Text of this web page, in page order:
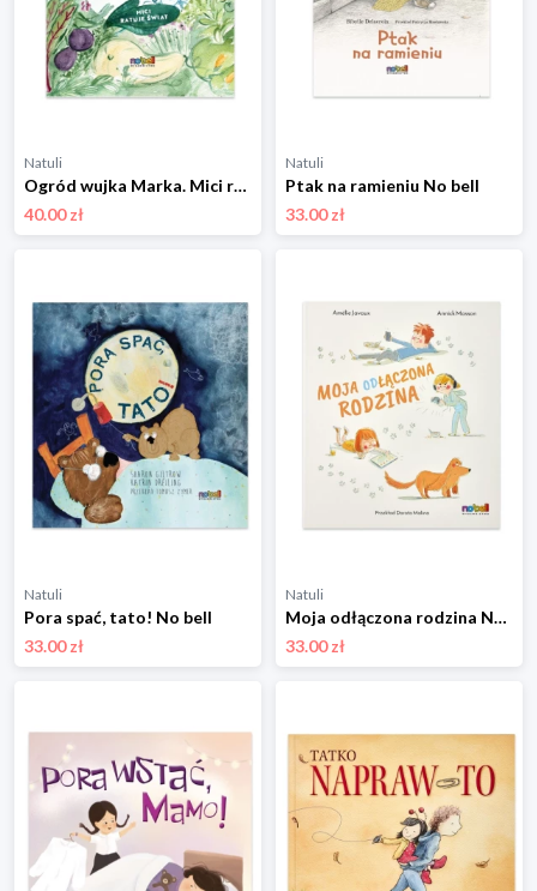
Natuli
Ogród wujka Marka. Mici ratuje świat No bell
40.00 zł
Natuli
Ptak na ramieniu No bell
33.00 zł
Natuli
Pora spać, tato! No bell
33.00 zł
Natuli
Moja odłączona rodzina No bell
33.00 zł